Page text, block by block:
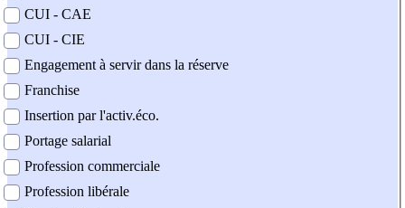
CUI - CAE
CUI - CIE
Engagement à servir dans la réserve
Franchise
Insertion par l'activ.éco.
Portage salarial
Profession commerciale
Profession libérale